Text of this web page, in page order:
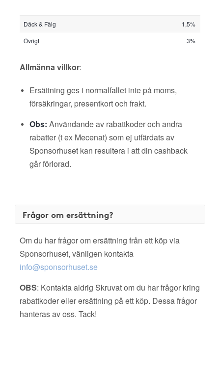
Däck & Fälg
1,5%
Övrigt
3%
Allmänna villkor:
Ersättning ges i normalfallet inte på moms,
försäkringar, presentkort och frakt.
Obs: Användande av rabattkoder och andra
rabatter (t ex Mecenat) som ej utfärdats av
Sponsorhuset kan resultera i att din cashback
går förlorad.
Frågor om ersättning?
Om du har frågor om ersättning från ett köp via
Sponsorhuset, vänligen kontakta
info@sponsorhuset.se
OBS: Kontakta aldrig Skruvat om du har frågor kring
rabattkoder eller ersättning på ett köp. Dessa frågor
hanteras av oss. Tack!